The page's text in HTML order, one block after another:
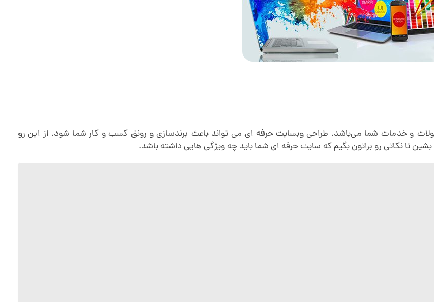
و خدمات شما می‌باشد. طراحی وبسایت حرفه ای می تواند باعث برندسازی و رونق کسب و کار شما شود. از این رو
تا نکاتی رو براتون بگیم که سایت حرفه ای شما باید چه ویژگی هایی داشته باشد.